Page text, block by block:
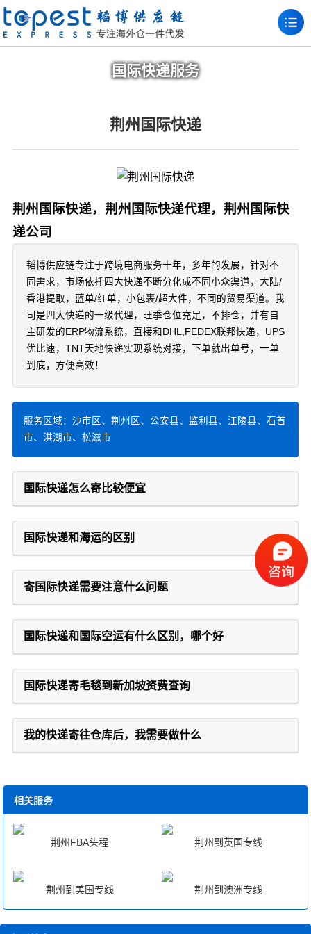
国际快递服务
荆州国际快递
荆州国际快递，荆州国际快递代理，荆州国际快
递公司
韬博供应链专注于跨境电商服务十年，多年的发展，针对不
同需求，市场依托四大快递不断分化成不同小众渠道，大陆/
香港提取，蓝单/红单，小包裹/超大件，不同的贸易渠道。我
司是四大快递的一级代理，旺季仓位充足，不排仓，并有自
主研发的ERP物流系统，直接和DHL,FEDEX联邦快递，UPS
优比速，TNT天地快递实现系统对接，下单就出单号，一单
到底，方便高效！
服务区域：沙市区、荆州区、公安县、监利县、江陵县、石首
市、洪湖市、松滋市
国际快递怎么寄比较便宜
国际快递和海运的区别
寄国际快递需要注意什么问题
国际快递和国际空运有什么区别，哪个好
国际快递寄毛毯到新加坡资费查询
我的快递寄往仓库后，我需要做什么
相关服务
荆州FBA头程 荆州到英国专线
荆州到美国专线 荆州到澳洲专线